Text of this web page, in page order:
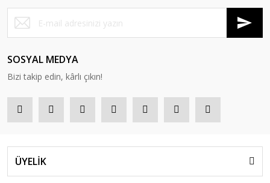
SOSYAL MEDYA
Bizi takip edin, kârlı çıkın!
ÜYELİK